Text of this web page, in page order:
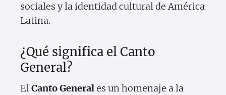
sociales y la identidad cultural de América
Latina.
¿Qué significa el Canto
General?
ElCanto Generales un homenaje a la